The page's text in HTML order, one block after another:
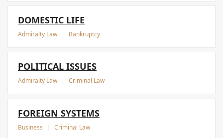
DOMESTIC LIFE
Admiralty Law Bankruptcy
POLITICAL ISSUES
Admiralty Law Criminal Law
FOREIGN SYSTEMS
Business Criminal Law